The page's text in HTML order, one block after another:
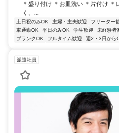
＊盛り付け ＊お皿洗い ＊片付け
く、...
土日祝のみOK 主婦・主夫歓迎 フリーター
車通勤OK
平日のみOK 学生歓迎 未経験者
ブランクOK
フルタイム歓迎 週2・3日から
派遣社員